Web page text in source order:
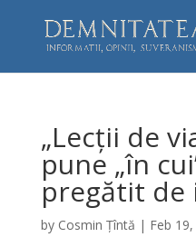
„Lecții de
pune „în
pregătit de
by Cosmin Țîntă | Feb